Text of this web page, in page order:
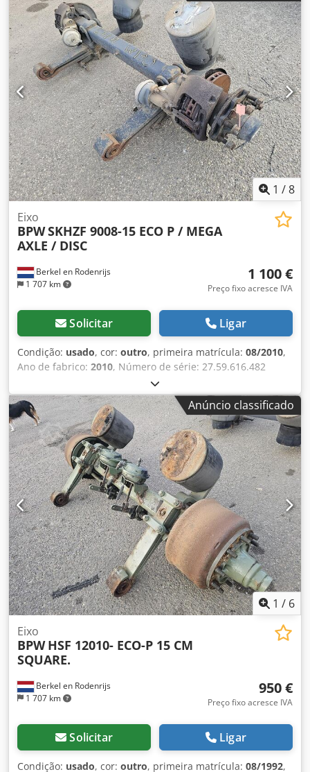
1 /8
Berkel en Rodenrijs
1 707 km
Eixo
BPWSKHZF 9008-15 ECO P / MEGA
AXLE / DISC
1 100 €
Preço fixo acresce IVA
Solicitar Ligar
Condição: usado, cor: outro, primeira matrícula: 08/2010,
Ano de fabrico: 2010, Número de série: 27.59.616.482
Temos em stock mais de 100 eixos. Se não encontrar o que
procura, entre em contacto connosco. Dkjdpfx Aszrr
Uhslxor
Anúncio classificado
1 / 6
Berkel en Rodenrijs
1 707 km
Eixo
BPW HSF 12010- ECO-P 15 CM
SQUARE.
950 €
Preço fixo acresce IVA
Solicitar Ligar
Condição: usado, cor: outro, primeira matrícula: 08/1992,